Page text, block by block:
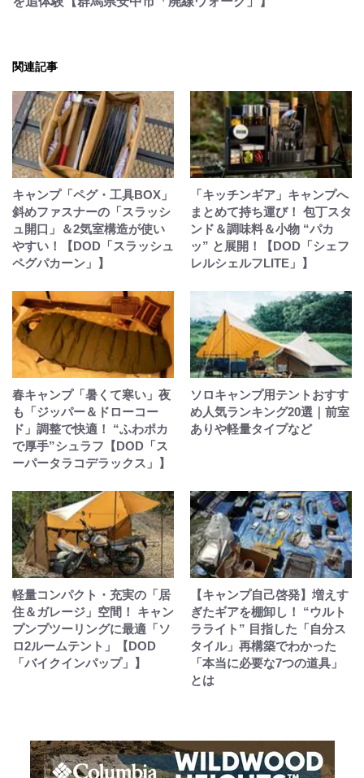
関連記事
キャンプ「ペグ・工具BOX」
斜めファスナーの「スラッシ
ュ開口」＆2気室構造が使い
やすい！【DOD「スラッシュ
ペグパカーン」】
「キッチンギア」キャンプへ
まとめて持ち運び！ 包丁スタ
ンド＆調味料＆小物 “パカ
ッ” と展開！【DOD「シェフ
レルシェルフLITE」】
春キャンプ「暑くて寒い」夜
も「ジッパー＆ドローコー
ド」調整で快適！ “ふわポカ
で厚手”シュラフ【DOD「ス
ーパータラコデラックス」】
ソロキャンプ用テントおすす
め人気ランキング20選｜前室
ありや軽量タイプなど
軽量コンパクト・充実の「居
住＆ガレージ」空間！ キャン
プンプツーリングに最適「ソ
ロ2ルームテント」【DOD
「バイクインパップ」】
【キャンプ自己啓発】増えす
ぎたギアを棚卸し！ “ウルト
ラライト” 目指した「自分ス
タイル」再構築でわかった
「本当に必要な7つの道具」
とは